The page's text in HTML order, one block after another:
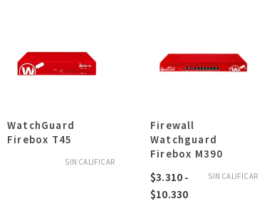
WatchGuard
Firebox T45
SIN CALIFICAR
Firewall
Watchguard
Firebox M390
SIN CALIFICAR
$3.310 -
$10.330Rango